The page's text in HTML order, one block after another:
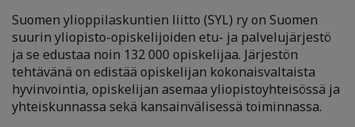
Suomen ylioppilaskuntien liitto (SYL) ry on Suomen
suurin yliopisto-opiskelijoiden etu- ja palvelujärjestö
ja se edustaa noin 132 000 opiskelijaa. Järjestön
tehtävänä on edistää opiskelijan kokonaisvaltaista
hyvinvointia, opiskelijan asemaa yliopistoyhteisössä ja
yhteiskunnassa sekä kansainvälisessä toiminnassa.